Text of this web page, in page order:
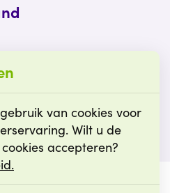
op Zorgkaart
van cookies voor
Wilt u de
accepteren?